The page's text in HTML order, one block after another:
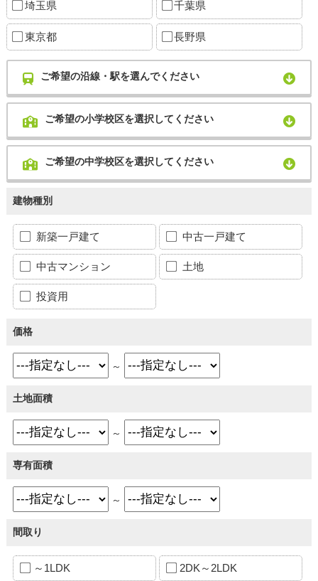
埼玉県 千葉県
東京都 長野県
ご希望の沿線・駅を選んでください
ご希望の小学校区を選択してください
ご希望の中学校区を選択してください
建物種別
新築一戸建て 中古一戸建て
中古マンション 土地
投資用
価格
～
土地面積
～
専有面積
～
間取り
～1LDK 2DK～2LDK